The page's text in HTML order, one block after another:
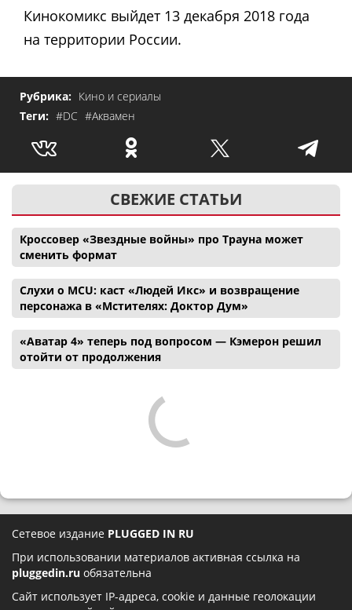
Кинокомикс выйдет 13 декабря 2018 года
на территории России.
Рубрика: Кино и сериалы
Теги: #DC #Аквамен
СВЕЖИЕ СТАТЬИ
Кроссовер «Звездные войны» про Трауна может
сменить формат
Слухи о MCU: каст «Людей Икс» и возвращение
персонажа в «Мстителях: Доктор Дум»
«Аватар 4» теперь под вопросом — Кэмерон решил
отойти от продолжения
Сетевое издание PLUGGED IN RU
При использовании материалов активная ссылка на
pluggedin.ru обязательна
Сайт использует IP-адреса, cookie и данные геолокации